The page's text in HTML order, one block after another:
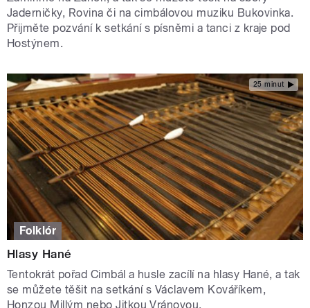
Jaderničky, Rovina či na cimbálovou muziku Bukovinka.
Přijměte pozvání k setkání s písněmi a tanci z kraje pod
Hostýnem.
25 minut
Folklór
Hlasy Hané
Tentokrát pořad Cimbál a husle zacílí na hlasy Hané, a tak
se můžete těšit na setkání s Václavem Kováříkem,
Honzou Millým nebo Jitkou Vránovou.